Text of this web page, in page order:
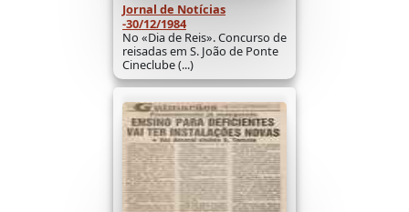
Jornal de Notícias
-30/12/1984
No «Dia de Reis». Concurso de
reisadas em S. João de Ponte
Cineclube (...)